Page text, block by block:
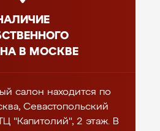
В МОСКВЕ
салон находится по
Севастопольский
"Капитолий", 2 этаж. В